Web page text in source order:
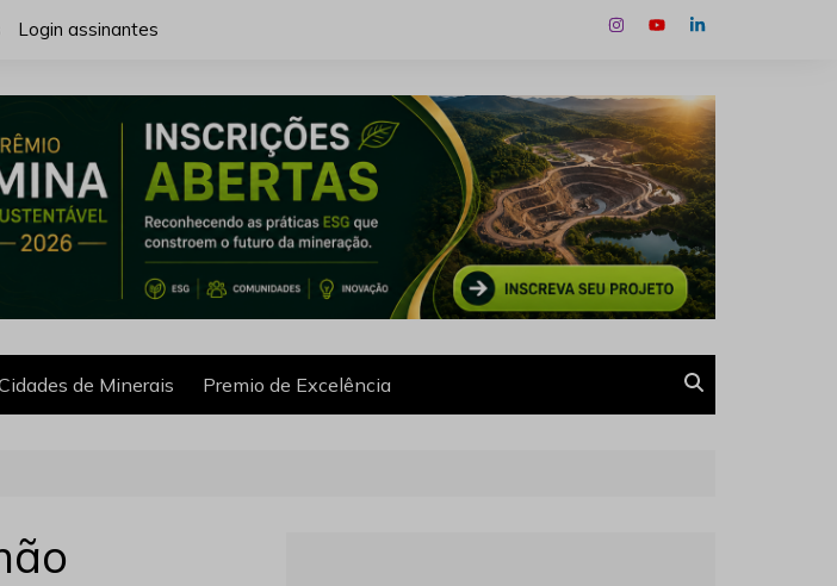
Login assinantes
de Minerais Premio de Excelência